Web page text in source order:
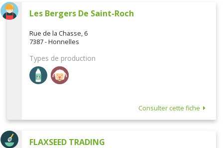
Les Bergers De Saint-Roch
Rue de la Chasse, 6
7387 - Honnelles
Types de production
Consulter cette fiche
FLAXSEED TRADING